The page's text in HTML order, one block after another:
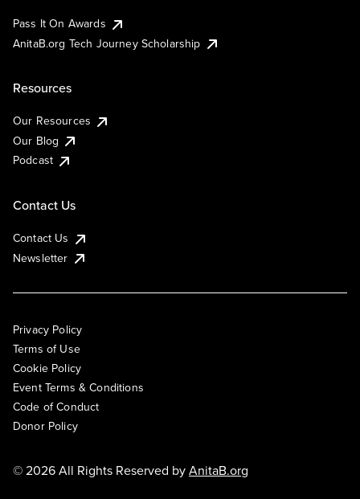
Pass It On Awards
AnitaB.org Tech Journey Scholarship
Resources
Our Resources
Our Blog
Podcast
Contact Us
Contact Us
Newsletter
Privacy Policy
Terms of Use
Cookie Policy
Event Terms & Conditions
Code of Conduct
Donor Policy
© 2026 All Rights Reserved byAnitaB.org